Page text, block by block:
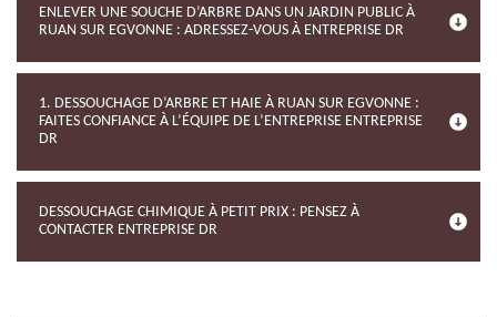
ENLEVER UNE SOUCHE D’ARBRE DANS UN JARDIN PUBLIC À
RUAN SUR EGVONNE : ADRESSEZ-VOUS À ENTREPRISE DR
1. DESSOUCHAGE D’ARBRE ET HAIE À RUAN SUR EGVONNE :
FAITES CONFIANCE À L’ÉQUIPE DE L’ENTREPRISE ENTREPRISE
DR
DESSOUCHAGE CHIMIQUE À PETIT PRIX : PENSEZ À
CONTACTER ENTREPRISE DR